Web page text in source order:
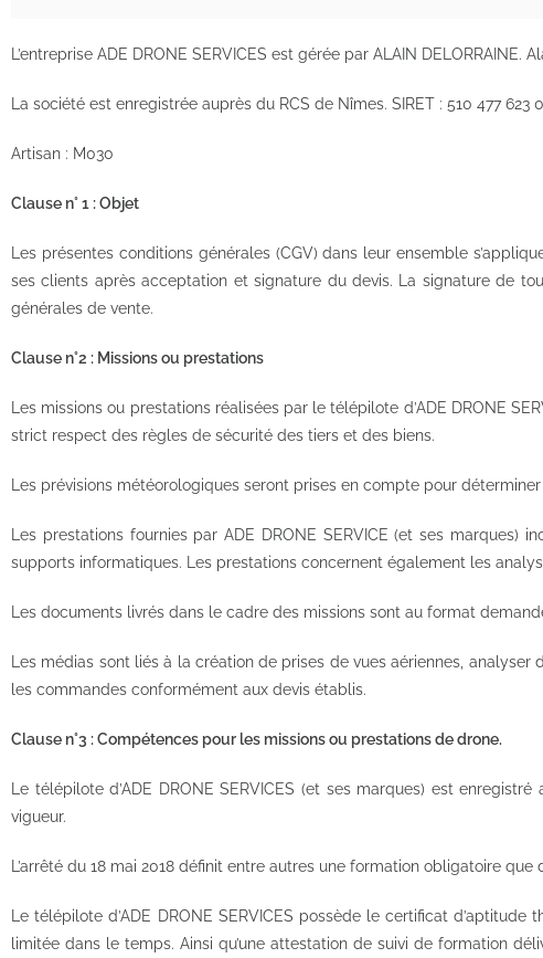
L’entreprise ADE DRONE SERVICES est gérée par ALAIN
La société est enregistrée auprès du RCS de Nîmes. SIRET : 510 477 623
Artisan : M030
Clause n° 1 : Objet
Les présentes conditions générales (CGV) dans leur ensemble
ses clients après acceptation et signature du devis. La signature de
générales de vente.
Clause n°2 : Missions ou prestations
Les missions ou prestations réalisées par le télépilote d’ADE DRONE
strict respect des règles de sécurité des tiers et des biens.
Les prévisions météorologiques seront prises en compte pour
Les prestations fournies par ADE DRONE SERVICE (et ses
supports informatiques. Les prestations concernent également les
Les documents livrés dans le cadre des missions sont au format
Les médias sont liés à la création de prises de vues aériennes,
les commandes conformément aux devis établis.
Clause n°3 : Compétences pour les missions ou prestations de drone.
Le télépilote d’ADE DRONE SERVICES (et ses marques) est
vigueur.
L’arrêté du 18 mai 2018 définit entre autres une formation obligatoire
Le télépilote d’ADE DRONE SERVICES possède le certificat
limitée dans le temps. Ainsi qu’une attestation de suivi de formation